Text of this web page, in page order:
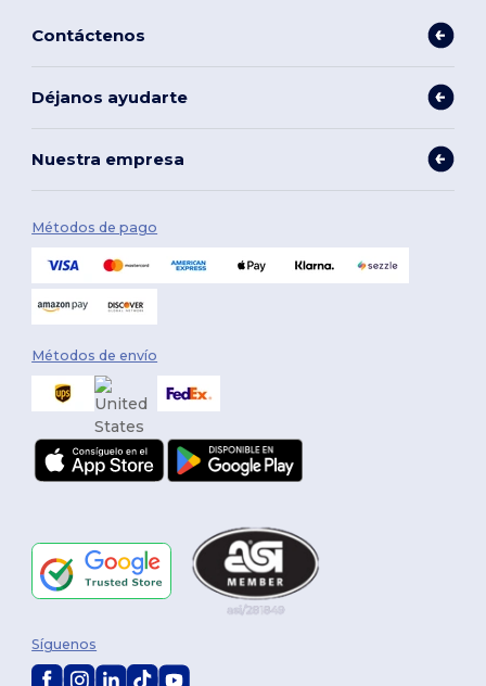
Contáctenos
Déjanos ayudarte
Nuestra empresa
Métodos de pago
Métodos de envío
Síguenos